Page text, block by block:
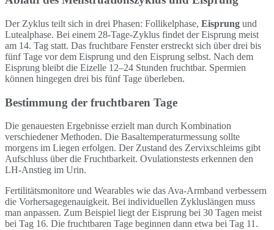
Der Zyklus teilt sich in drei Phasen: Follikelphase, Eisprung und
Lutealphase. Bei einem 28-Tage-Zyklus findet der Eisprung meist
am 14. Tag statt. Das fruchtbare Fenster erstreckt sich über drei bis
fünf Tage vor dem Eisprung und den Eisprung selbst. Nach dem
Eisprung bleibt die Eizelle 12–24 Stunden fruchtbar. Spermien
können hingegen drei bis fünf Tage überleben.
Bestimmung der fruchtbaren Tage
Die genauesten Ergebnisse erzielt man durch Kombination
verschiedener Methoden. Die Basaltemperaturmessung sollte
morgens im Liegen erfolgen. Der Zustand des Zervixschleims gibt
Aufschluss über die Fruchtbarkeit. Ovulationstests erkennen den
LH-Anstieg im Urin.
Fertilitätsmonitore und Wearables wie das Ava-Armband verbessern
die Vorhersagegenauigkeit. Bei individuellen Zykluslängen muss
man anpassen. Zum Beispiel liegt der Eisprung bei 30 Tagen meist
bei Tag 16. Die fruchtbaren Tage beginnen dann etwa bei Tag 11.